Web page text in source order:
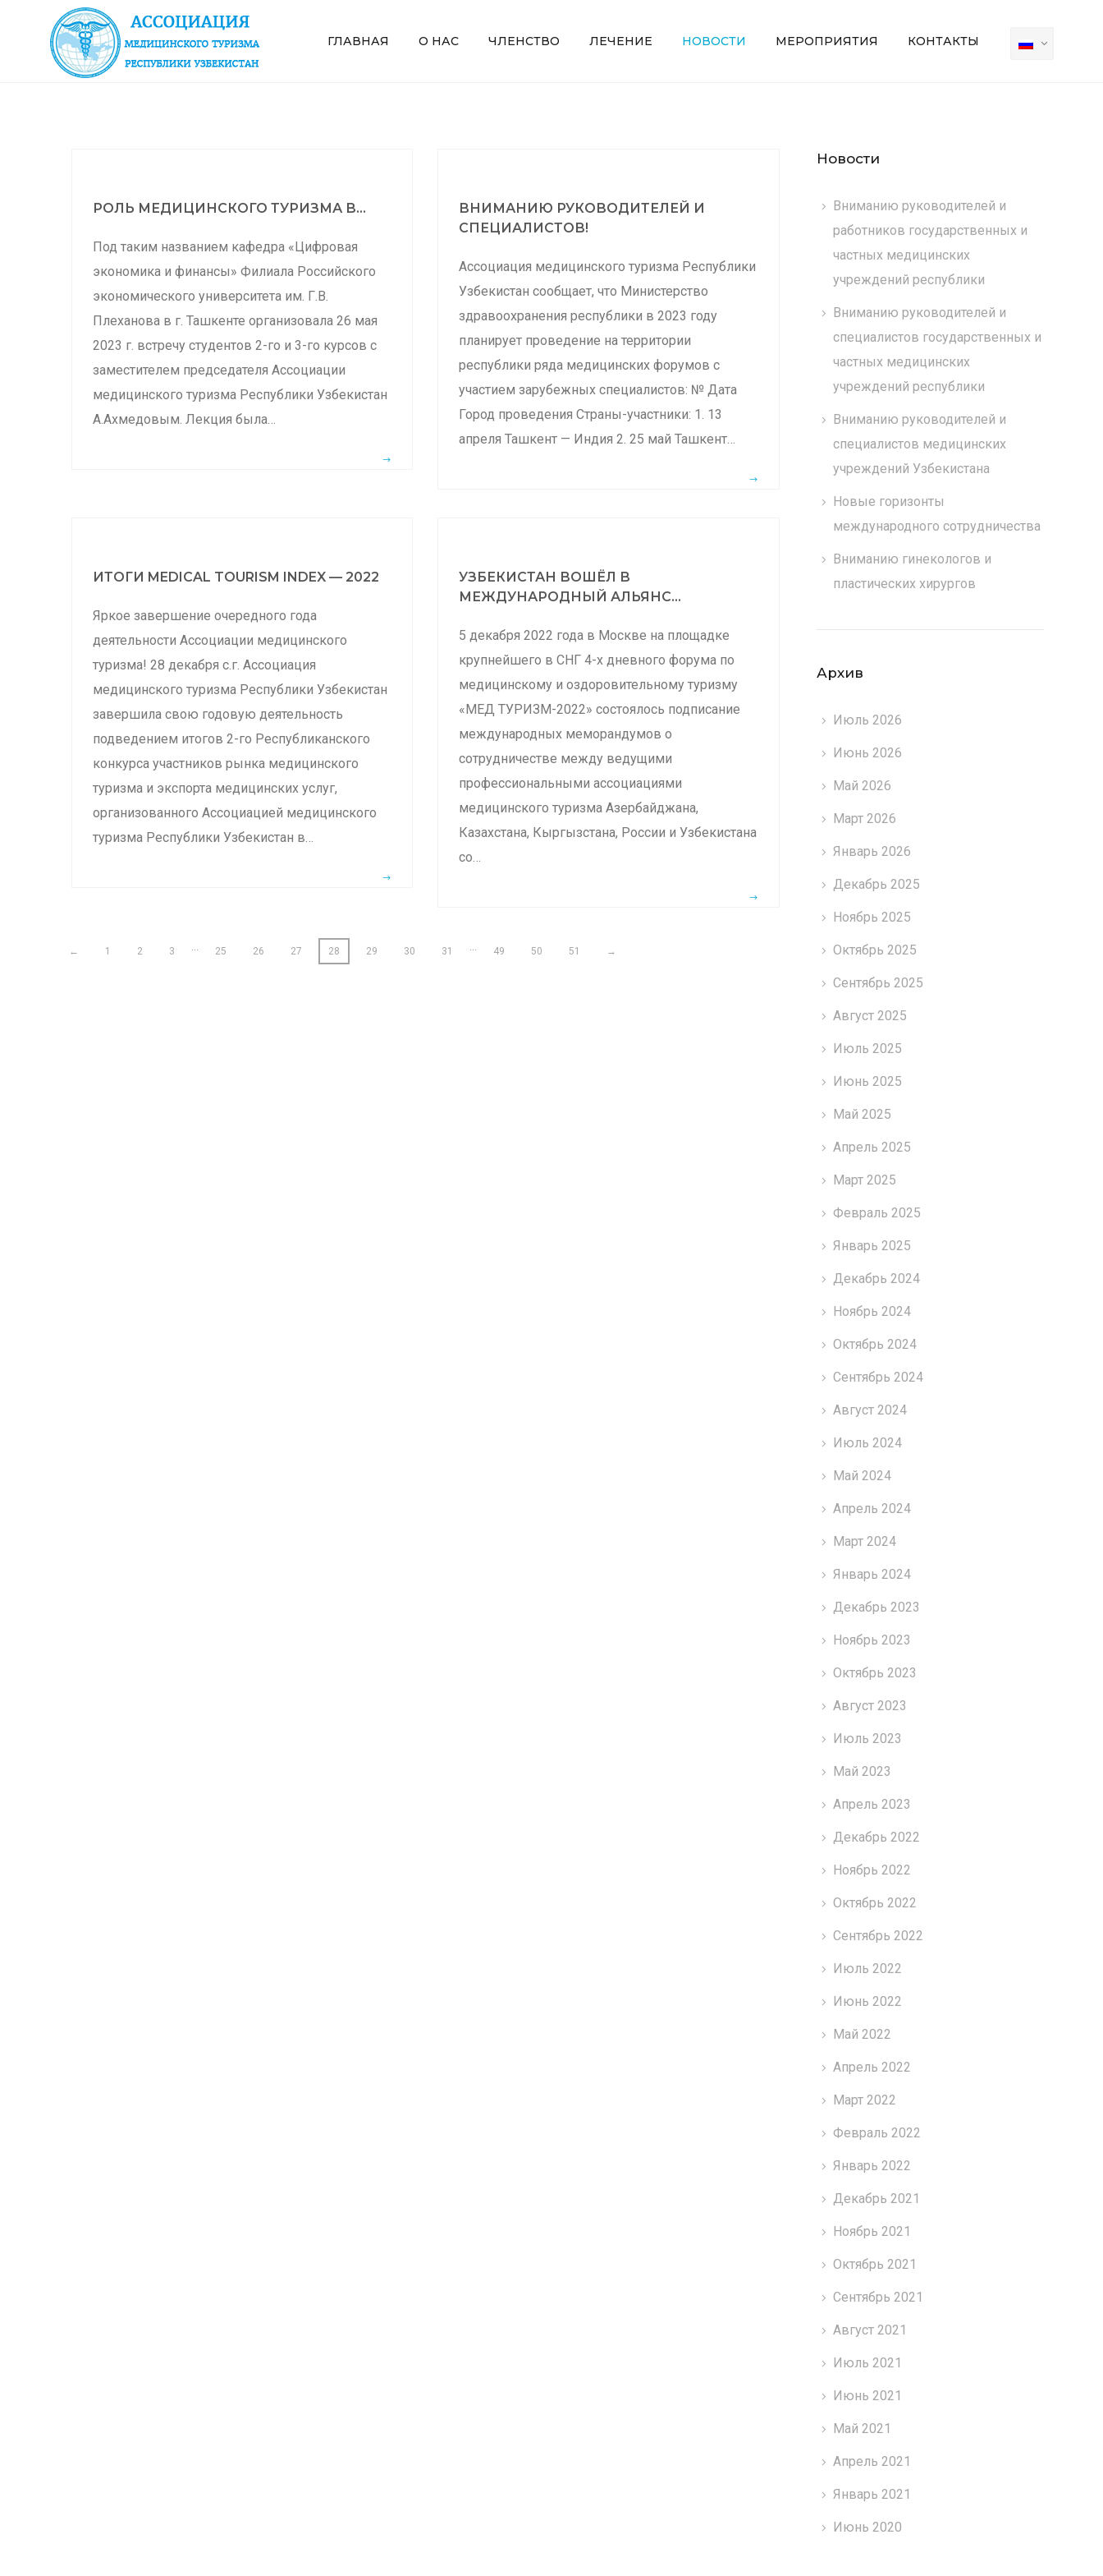
ГЛАВНАЯ О НАС ЧЛЕНСТВО ЛЕЧЕНИЕ НОВОСТИ МЕРОПРИЯТИЯ КОНТАКТЫ
РОЛЬ МЕДИЦИНСКОГО ТУРИЗМА В...
Под таким названием кафедра «Цифровая
экономика и финансы» Филиала Российского
экономического университета им. Г.В.
Плеханова в г. Ташкенте организовала 26 мая
2023 г. встречу студентов 2-го и 3-го курсов с
заместителем председателя Ассоциации
медицинского туризма Республики Узбекистан
А.Ахмедовым. Лекция была…
ВНИМАНИЮ РУКОВОДИТЕЛЕЙ И
СПЕЦИАЛИСТОВ!
Ассоциация медицинского туризма Республики
Узбекистан сообщает, что Министерство
здравоохранения республики в 2023 году
планирует проведение на территории
республики ряда медицинских форумов с
участием зарубежных специалистов: № Дата
Город проведения Страны-участники: 1. 13
апреля Ташкент — Индия 2. 25 май Ташкент…
ИТОГИ MEDICAL TOURISM INDEX — 2022
Яркое завершение очередного года
деятельности Ассоциации медицинского
туризма! 28 декабря с.г. Ассоциация
медицинского туризма Республики Узбекистан
завершила свою годовую деятельность
подведением итогов 2-го Республиканского
конкурса участников рынка медицинского
туризма и экспорта медицинских услуг,
организованного Ассоциацией медицинского
туризма Республики Узбекистан в…
УЗБЕКИСТАН ВОШЁЛ В
МЕЖДУНАРОДНЫЙ АЛЬЯНС...
5 декабря 2022 года в Москве на площадке
крупнейшего в СНГ 4-х дневного форума по
медицинскому и оздоровительному туризму
«МЕД ТУРИЗМ-2022» состоялось подписание
международных меморандумов о
сотрудничестве между ведущими
профессиональными ассоциациями
медицинского туризма Азербайджана,
Казахстана, Кыргызстана, России и Узбекистана
со…
← 1 2 3 … 25 26 27 28 29 30 31 … 49 50 51 →
Новости
Вниманию руководителей и
работников государственных и
частных медицинских
учреждений республики
Вниманию руководителей и
специалистов государственных и
частных медицинских
учреждений республики
Вниманию руководителей и
специалистов медицинских
учреждений Узбекистана
Новые горизонты
международного сотрудничества
Вниманию гинекологов и
пластических хирургов
Архив
Июль 2026
Июнь 2026
Май 2026
Март 2026
Январь 2026
Декабрь 2025
Ноябрь 2025
Октябрь 2025
Сентябрь 2025
Август 2025
Июль 2025
Июнь 2025
Май 2025
Апрель 2025
Март 2025
Февраль 2025
Январь 2025
Декабрь 2024
Ноябрь 2024
Октябрь 2024
Сентябрь 2024
Август 2024
Июль 2024
Май 2024
Апрель 2024
Март 2024
Январь 2024
Декабрь 2023
Ноябрь 2023
Октябрь 2023
Август 2023
Июль 2023
Май 2023
Апрель 2023
Декабрь 2022
Ноябрь 2022
Октябрь 2022
Сентябрь 2022
Июль 2022
Июнь 2022
Май 2022
Апрель 2022
Март 2022
Февраль 2022
Январь 2022
Декабрь 2021
Ноябрь 2021
Октябрь 2021
Сентябрь 2021
Август 2021
Июль 2021
Июнь 2021
Май 2021
Апрель 2021
Январь 2021
Июнь 2020